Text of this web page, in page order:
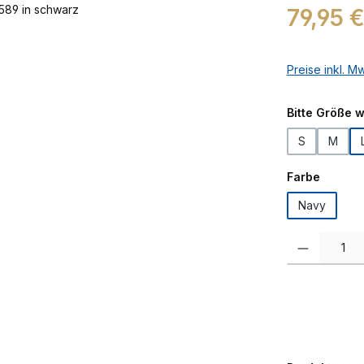
Regulärer Preis:
79,95 €
Preise inkl.
Bitte Größe
S M
Farbe
Navy
Produkt